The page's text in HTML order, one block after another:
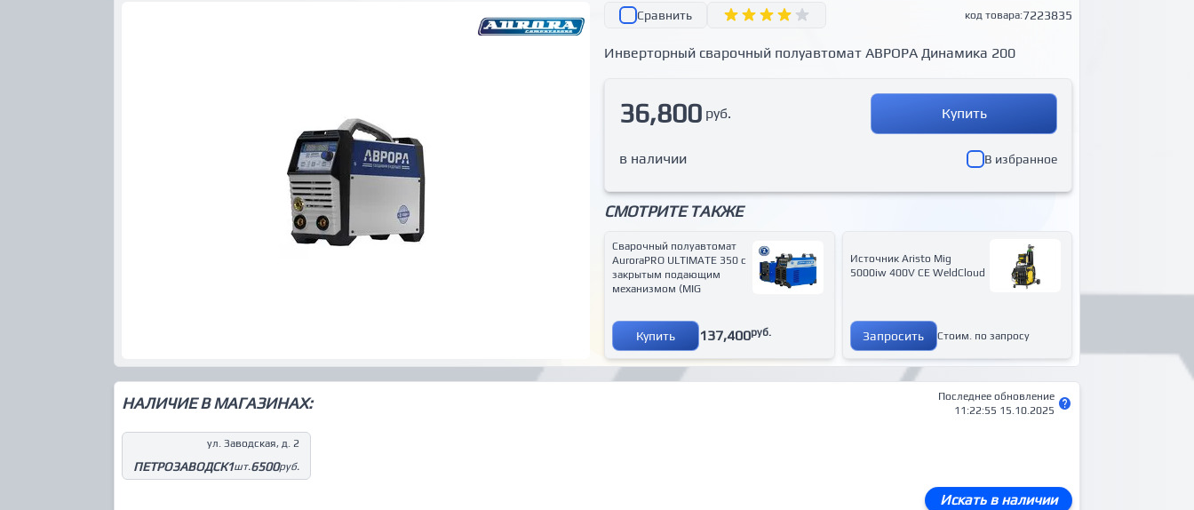
код товара:7223835
Сравнить
Инверторный сварочный полуавтомат АВРОРА Динамика 200
36,800 руб. Купить
в наличии В избранное
СМОТРИТЕ ТАКЖЕ
Сварочный полуавтомат
AuroraPRO ULTIMATE 350 с
закрытым подающим
механизмом (MIG
Купить 137,400руб.
Источник Aristo Mig
5000iw 400V CE WeldCloud
Запросить Стоим. по запросу
НАЛИЧИЕ В МАГАЗИНАХ:
Последнее обновление
11:22:55 15.10.2025
ул. Заводская, д. 2
ПЕТРОЗАВОДСК1шт.6500руб.
Искать в наличии